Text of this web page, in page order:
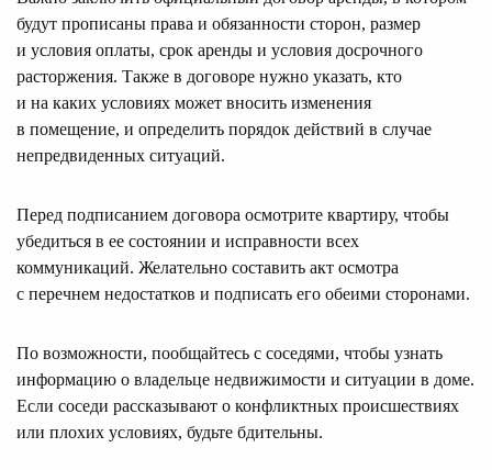
будут прописаны права и обязанности сторон, размер
и условия оплаты, срок аренды и условия досрочного
расторжения. Также в договоре нужно указать, кто
и на каких условиях может вносить изменения
в помещение, и определить порядок действий в случае
непредвиденных ситуаций.
Перед подписанием договора осмотрите квартиру, чтобы
убедиться в ее состоянии и исправности всех
коммуникаций. Желательно составить акт осмотра
с перечнем недостатков и подписать его обеими сторонами.
По возможности, пообщайтесь с соседями, чтобы узнать
информацию о владельце недвижимости и ситуации в доме.
Если соседи рассказывают о конфликтных происшествиях
или плохих условиях, будьте бдительны.